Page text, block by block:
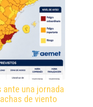
una jornada
de viento